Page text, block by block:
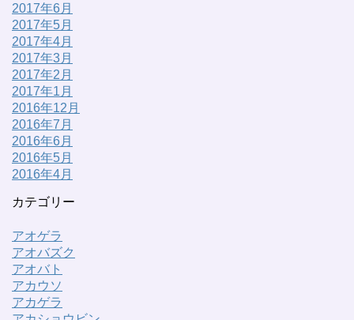
2017年6月
2017年5月
2017年4月
2017年3月
2017年2月
2017年1月
2016年12月
2016年7月
2016年6月
2016年5月
2016年4月
カテゴリー
アオゲラ
アオバズク
アオバト
アカウソ
アカゲラ